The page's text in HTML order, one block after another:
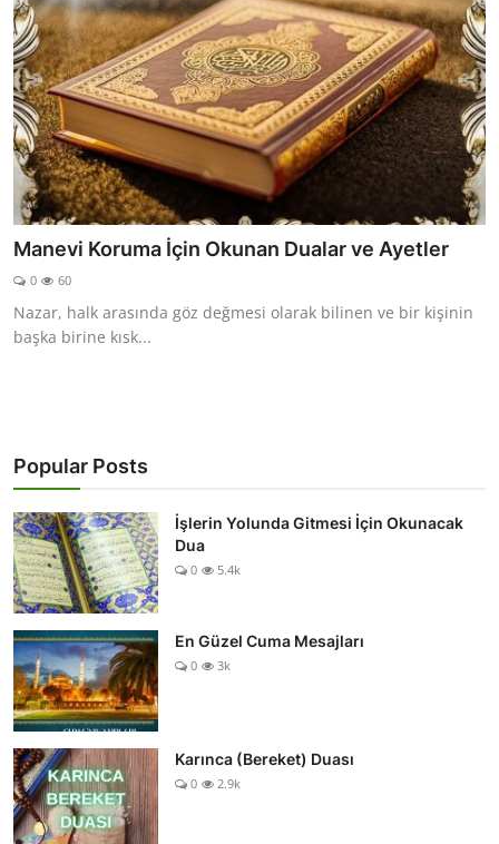
Manevi Koruma İçin Okunan Dualar ve Ayetler
0 60
Nazar, halk arasında göz değmesi olarak bilinen ve bir kişinin
başka birine kısk...
Popular Posts
İşlerin Yolunda Gitmesi İçin Okunacak
Dua
0 5.4k
En Güzel Cuma Mesajları
0 3k
Karınca (Bereket) Duası
0 2.9k